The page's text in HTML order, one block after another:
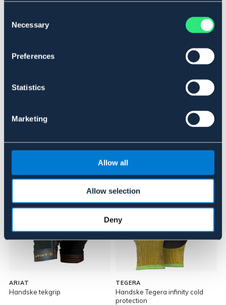
Selection
Necessary
Preferences
Statistics
Marketing
Allow all
Allow selection
Deny
Art.nr. 9034374-BK-6
SVART
Se lager i butik
Liknande produkter
ARIAT
Handske tekgrip
TEGERA
Handske Tegera infinity cold
protection